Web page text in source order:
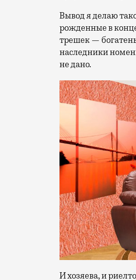
Вывод я делаю
рожденные в
трешек —
наследники
не дано.
И хозяева, и